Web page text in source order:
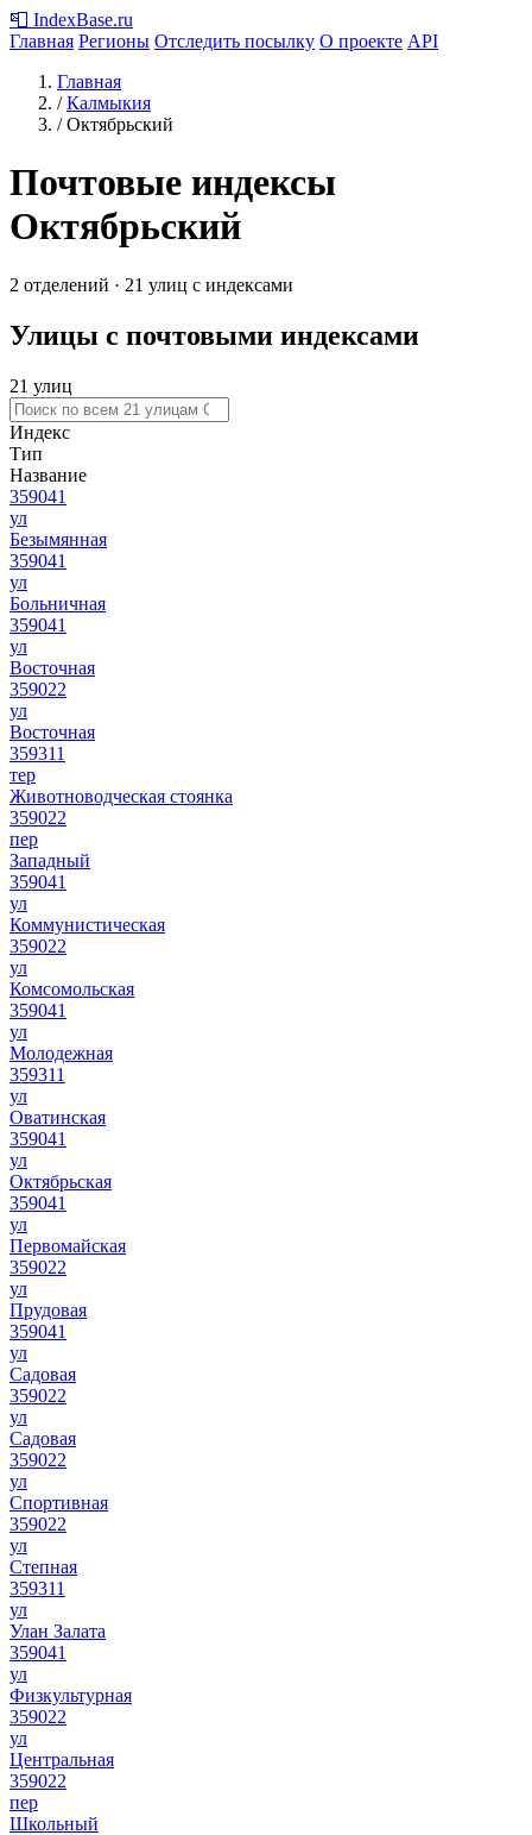
📮 IndexBase.ru
Главная Регионы Отследить посылку О проекте API
Главная
/ Калмыкия
/ Октябрьский
Почтовые индексы
Октябрьский
2 отделений · 21 улиц с индексами
Улицы с почтовыми индексами
21 улиц
Индекс
Тип
Название
359041
ул
Безымянная
359041
ул
Больничная
359041
ул
Восточная
359022
ул
Восточная
359311
тер
Животноводческая стоянка
359022
пер
Западный
359041
ул
Коммунистическая
359022
ул
Комсомольская
359041
ул
Молодежная
359311
ул
Оватинская
359041
ул
Октябрьская
359041
ул
Первомайская
359022
ул
Прудовая
359041
ул
Садовая
359022
ул
Садовая
359022
ул
Спортивная
359022
ул
Степная
359311
ул
Улан Залата
359041
ул
Физкультурная
359022
ул
Центральная
359022
пер
Школьный